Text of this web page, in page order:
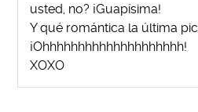
usted, no? ¡Guapísima!
Y qué romántica la última pic
¡Ohhhhhhhhhhhhhhhhhhhh!
XOXO